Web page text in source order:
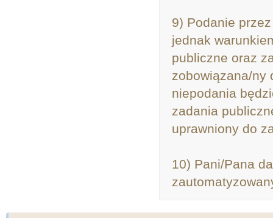
9) Podanie
jednak
publiczne oraz
zobowiązana/ny
niepodania
zadania
uprawniony do
10) Pani/Pana